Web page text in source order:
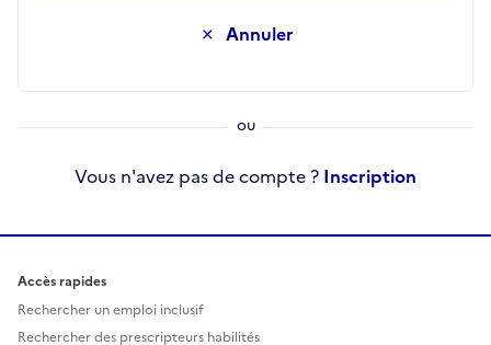
Annuler
Vous n'avez pas de compte ? Inscription
Accès rapides
Rechercher un emploi inclusif
Rechercher des prescripteurs habilités